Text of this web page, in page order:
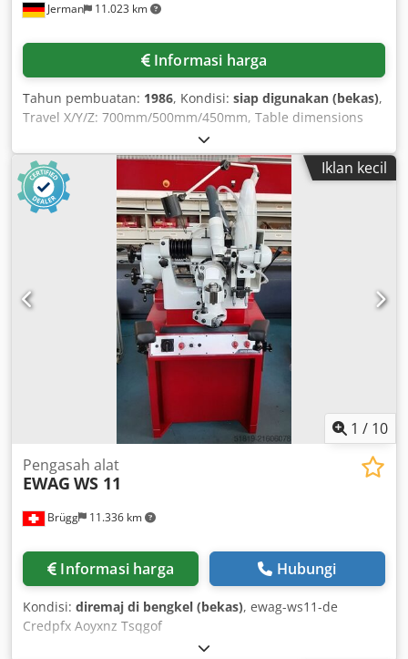
Jerman 11.023 km
Informasi harga
Tahun pembuatan: 1986, Kondisi: siap digunakan (bekas),
Travel X/Y/Z: 700mm/500mm/450mm, Table dimensions
X/Y: 900mm/500mm, Max. table load: 500kg, Spindle taper:
SK40, Speed: 3150rpm, Quill stroke: 100mm, Feed rate:
3m/min, Rapid traverse: 6m/min, Machine dimensions
X/Y/Z: approx. 3550mm/3150mm/2100mm, Weight: approx.
3600kg. An on-site inspection is possible. Csdpfxjwkihxj
Iklan kecil
1 / 10
Brügg 11.336 km
Pengasah alat
EWAG WS 11
Informasi harga Hubungi
Kondisi: diremaj di bengkel (bekas), ewag-ws11-de
Credpfx Aoyxnz Tsqgof